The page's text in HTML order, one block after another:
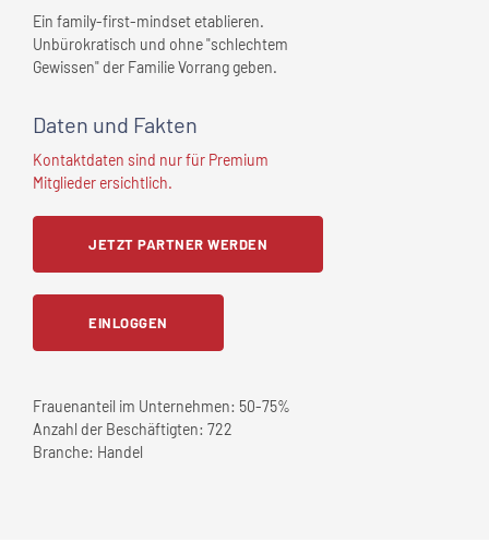
Ein family-first-mindset etablieren.
Unbürokratisch und ohne "schlechtem
Gewissen" der Familie Vorrang geben.
Daten und Fakten
Kontaktdaten sind nur für Premium
Mitglieder ersichtlich.
JETZT PARTNER WERDEN
EINLOGGEN
Frauenanteil im Unternehmen: 50-75%
Anzahl der Beschäftigten: 722
Branche: Handel